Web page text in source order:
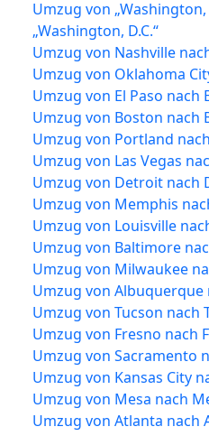
Umzug von „Washington,
„Washington, D.C.“
Umzug von Nashville
Umzug von Oklahoma
Umzug von El Paso nach
Umzug von Boston nach
Umzug von Portland
Umzug von Las Vegas
Umzug von Detroit nach
Umzug von Memphis
Umzug von Louisville
Umzug von Baltimore
Umzug von Milwaukee
Umzug von
Umzug von Tucson nach
Umzug von Fresno nach
Umzug von Sacramento
Umzug von Kansas City
Umzug von Mesa nach
Umzug von Atlanta nach